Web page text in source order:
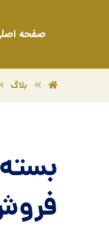
صفحه
بلاگ